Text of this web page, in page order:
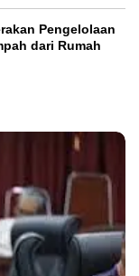
Pengelolaan
dari Rumah